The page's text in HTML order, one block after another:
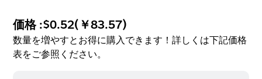
価格 :$0.52(￥83.57)
数量を増やすとお得に購入できます！詳しくは下記価格
表をご参照ください。